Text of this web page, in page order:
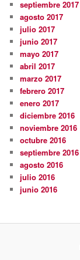
septiembre 2017
agosto 2017
julio 2017
junio 2017
mayo 2017
abril 2017
marzo 2017
febrero 2017
enero 2017
diciembre 2016
noviembre 2016
octubre 2016
septiembre 2016
agosto 2016
julio 2016
junio 2016